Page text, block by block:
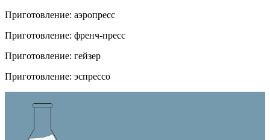
Приготовление: аэропресс
Приготовление: френч-пресс
Приготовление: гейзер
Приготовление: эспрессо